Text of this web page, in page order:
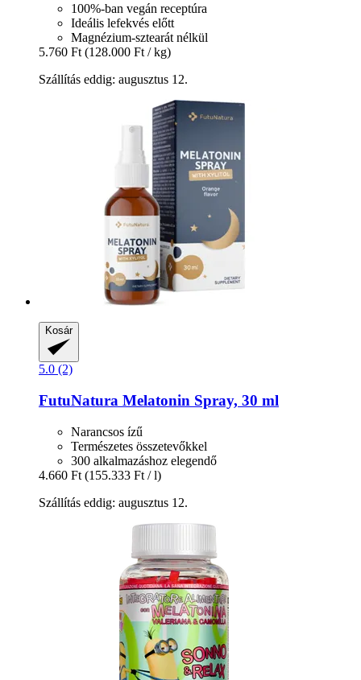
100%-ban vegán receptúra
Ideális lefekvés előtt
Magnézium-sztearát nélkül
5.760 Ft (128.000 Ft / kg)
Szállítás eddig: augusztus 12.
Kosár
5.0 (2)
FutuNatura Melatonin Spray, 30 ml
Narancsos ízű
Természetes összetevőkkel
300 alkalmazáshoz elegendő
4.660 Ft (155.333 Ft / l)
Szállítás eddig: augusztus 12.